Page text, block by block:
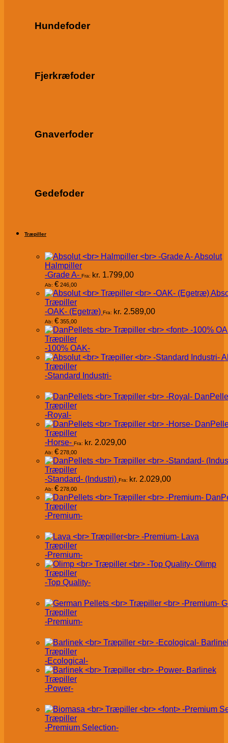
Hundefoder
Fjerkræfoder
Gnaverfoder
Gedefoder
Træpiller
Absolut
Halmpiller
-Grade A- Fra: kr. 1.799,00
Ab: € 246,00
Træpiller
-OAK- (Egetræ) Fra: kr. 2.589,00
Ab: € 355,00
Træpiller
-100% OAK-
Træpiller
-Standard Industri-
Træpiller
-Royal-
Træpiller
-Horse- Fra: kr. 2.029,00
Ab: € 278,00
Træpiller
-Standard- (Industri) Fra: kr. 2.029,00
Ab: € 278,00
Træpiller
-Premium-
Lava
Træpiller
-Premium-
Olimp
Træpiller
-Top Quality-
Træpiller
-Premium-
Træpiller
-Ecological-
Barlinek
Træpiller
-Power-
Træpiller
-Premium Selection-